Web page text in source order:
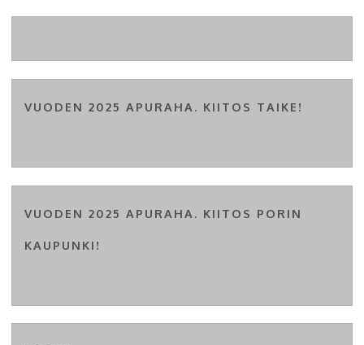
VUODEN 2025 APURAHA. KIITOS TAIKE!
VUODEN 2025 APURAHA. KIITOS PORIN
KAUPUNKI!